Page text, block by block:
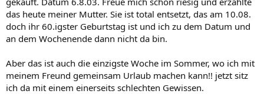
das heute meiner Mutter. Sie ist total entsetzt, das am 10.08.
doch ihr 60.igster Geburtstag ist und ich zu dem Datum und
an dem Wochenende dann nicht da bin.
Aber das ist auch die einzigste Woche im Sommer, wo ich mit
meinem Freund gemeinsam Urlaub machen kann!! jetzt sitz
ich da mit einem einerseits schlechten Gewissen.